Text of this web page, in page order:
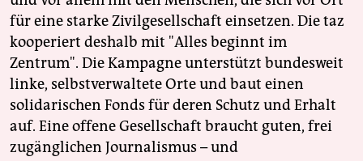
für eine starke Zivilgesellschaft einsetzen. Die taz
kooperiert deshalb mit "Alles beginnt im
Zentrum". Die Kampagne unterstützt bundesweit
linke, selbstverwaltete Orte und baut einen
solidarischen Fonds für deren Schutz und Erhalt
auf. Eine offene Gesellschaft braucht guten, frei
zugänglichen Journalismus – und